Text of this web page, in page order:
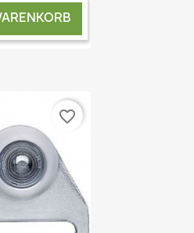
favorite_border